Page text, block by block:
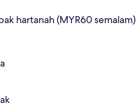
hartanah (MYR60 semalam)